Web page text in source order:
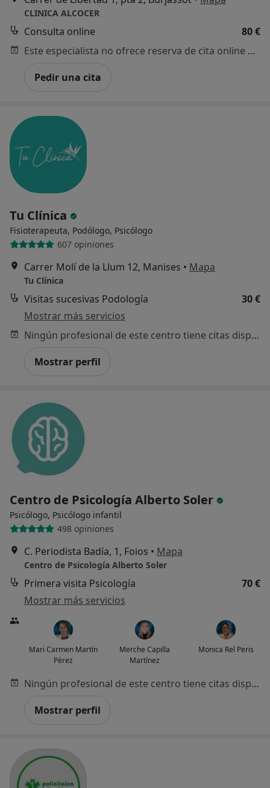
CLINICA ALCOCER
Consulta online
80 €
Este especialista no ofrece reserva de cita online en esta dirección.
Pedir una cita
Tu Clínica
Fisioterapeuta, Podólogo, Psicólogo
607 opiniones
Carrer Molí de la Llum 12, Manises • Mapa
Tu Clínica
Visitas sucesivas Podología
30 €
Mostrar más servicios
Ningún profesional de este centro tiene citas disponibles
Mostrar perfil
Centro de Psicología Alberto Soler
Psicólogo, Psicólogo infantil
498 opiniones
C. Periodista Badía, 1, Foios • Mapa
Centro de Psicología Alberto Soler
Primera visita Psicología
70 €
Mostrar más servicios
Mari Carmen Martín
Pérez
Merche Capilla
Martínez
Monica Rel Peris
Ningún profesional de este centro tiene citas disponibles
Mostrar perfil